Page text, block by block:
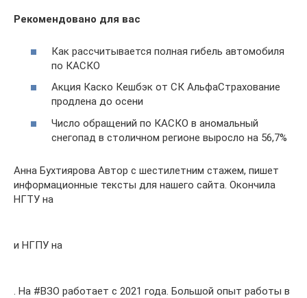
Рекомендовано для вас
Как рассчитывается полная гибель автомобиля
по КАСКО
Акция Каско Кешбэк от СК АльфаСтрахование
продлена до осени
Число обращений по КАСКО в аномальный
снегопад в столичном регионе выросло на 56,7%
Анна Бухтиярова Автор с шестилетним стажем, пишет
информационные тексты для нашего сайта. Окончила
НГТУ на
и НГПУ на
. На #ВЗО работает с 2021 года. Большой опыт работы в